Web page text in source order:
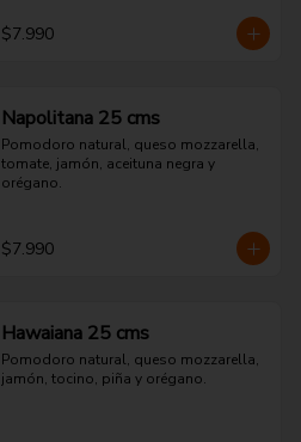
$7.990
Napolitana 25 cms
Pomodoro natural, queso mozzarella,
tomate, jamón, aceituna negra y
orégano.
$7.990
Hawaiana 25 cms
Pomodoro natural, queso mozzarella,
jamón, tocino, piña y orégano.